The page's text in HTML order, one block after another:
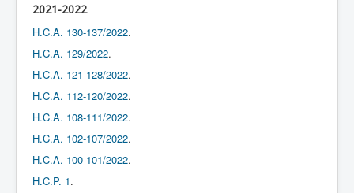
2021-2022
H.C.A. 130-137/2022.
H.C.A. 129/2022.
H.C.A. 121-128/2022.
H.C.A. 112-120/2022.
H.C.A. 108-111/2022.
H.C.A. 102-107/2022.
H.C.A. 100-101/2022.
H.C.P. 1.